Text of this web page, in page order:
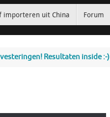
importeren uit China Forum
Resultaten inside :-)